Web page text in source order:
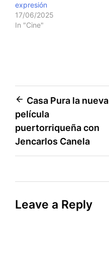
expresión
17/06/2025
In "Cine"
Post
navigation
Casa Pura la nueva
película
puertorriqueña con
Jencarlos Canela
Leave a Reply